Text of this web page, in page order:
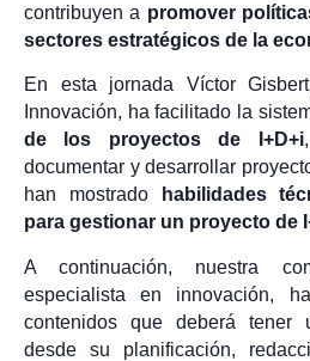
contribuyen a promover
sectores estratégicos de la
En esta jornada Víctor
Innovación, ha facilitado la
de los proyectos de I+D+i
documentar y desarrollar
han mostrado
habilidades
para gestionar un proyecto de
A continuación, nuestra
especialista en innovación,
contenidos que deberá tener
desde su planificación,